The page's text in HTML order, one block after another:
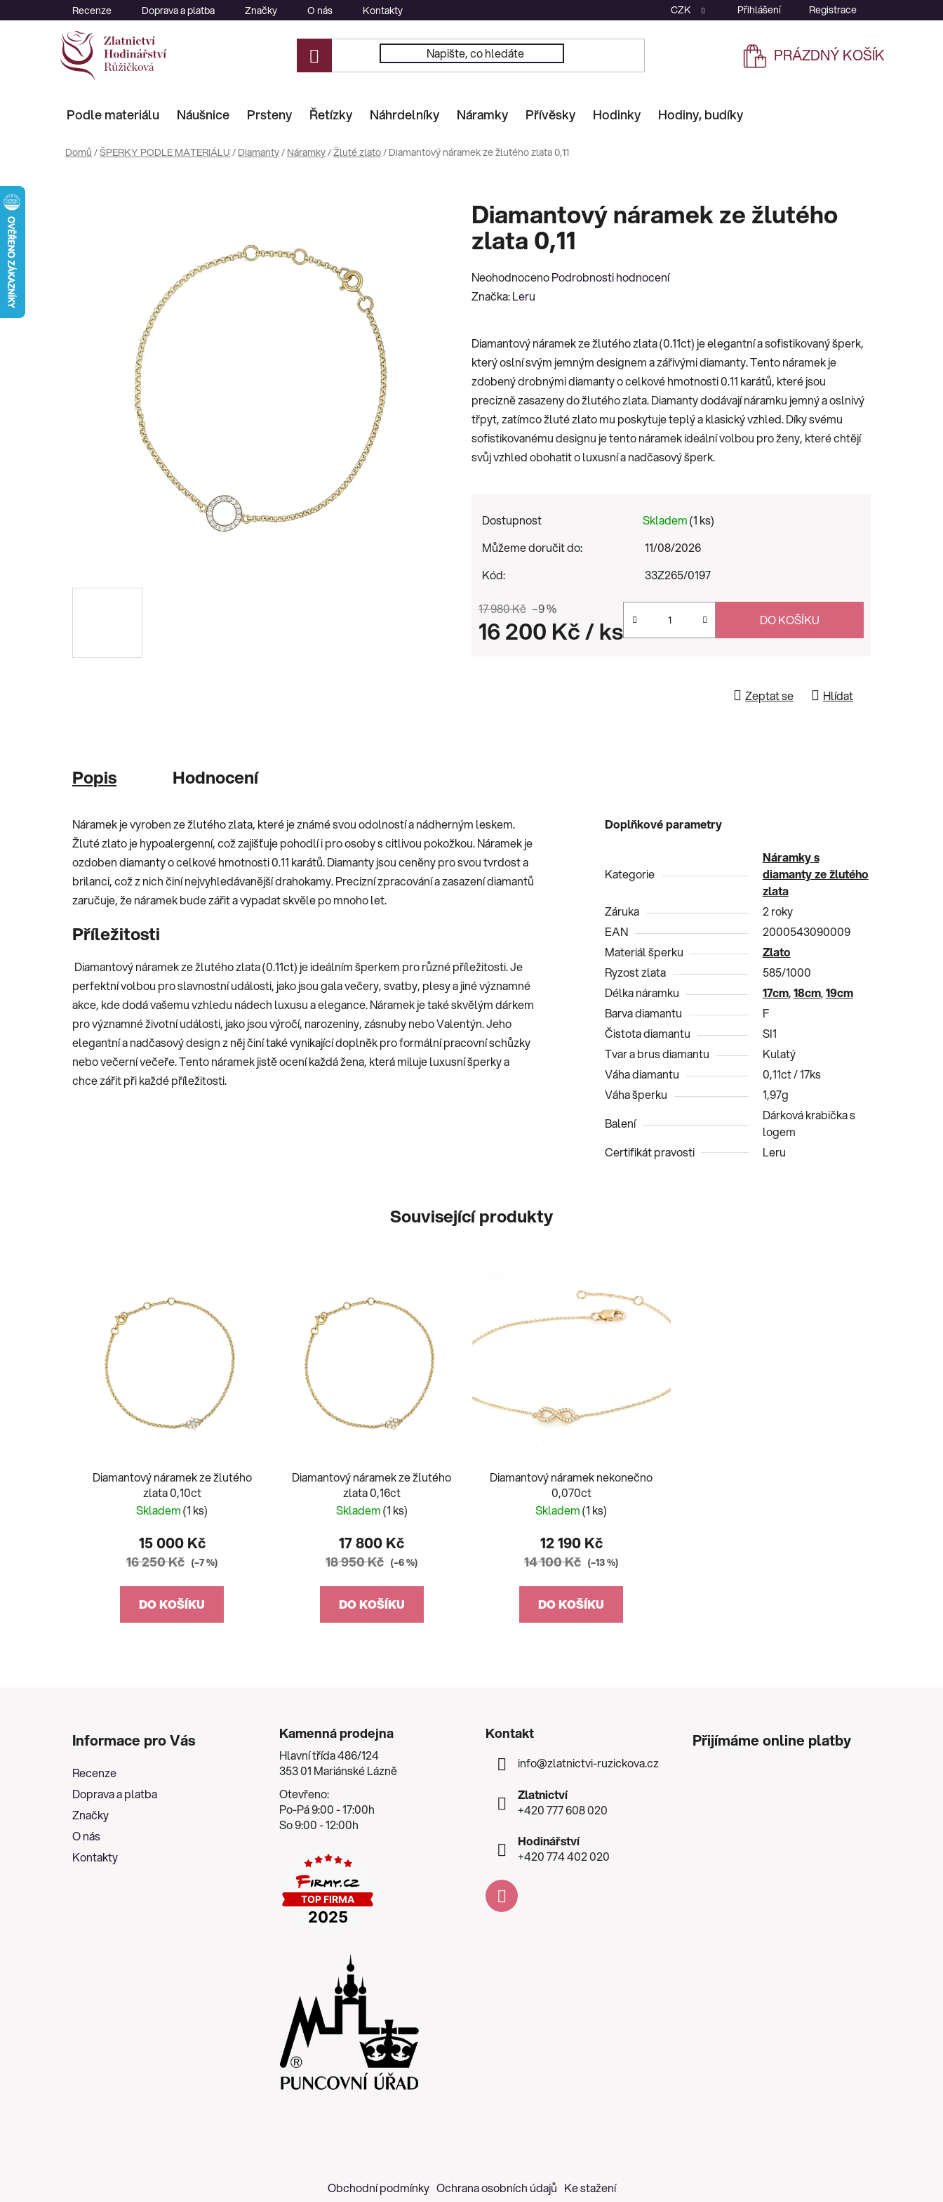
na
Recenze Doprava a platba Značky O nás Kontakty CZK Přihlášení Registrace
NÁKUPNÍ
PRÁZDNÝ KOŠÍK
Podle materiálu Náušnice Prsteny Řetízky Náhrdelníky Náramky Přívěsky Hodinky Hodiny, budíky
Domů /ŠPERKY PODLE MATERIÁLU / Diamanty/ Náramky/Žluté zlato/ Diamantový náramek ze žlutého zlata 0,11
Diamantový náramek ze žlutého
zlata 0,11
Průměrné
hodnocení
0,0
z
5
hvězdiček.
NeohodnocenoPodrobnosti hodnocení
Značka:Leru
Diamantový náramek ze žlutého zlata (0.11ct) je elegantní a sofistikovaný šperk,
který oslní svým jemným designem a zářivými diamanty. Tento náramek je
zdobený drobnými diamanty o celkové hmotnosti 0.11 karátů, které jsou
precizně zasazeny do žlutého zlata. Diamanty dodávají náramku jemný a oslnivý
třpyt, zatímco žluté zlato mu poskytuje teplý a klasický vzhled. Díky svému
sofistikovanému designu je tento náramek ideální volbou pro ženy, které chtějí
svůj vzhled obohatit o luxusní a nadčasový šperk.
Dostupnost Skladem(1 ks)
Můžeme doručit do:
11/08/2026
Kód:
33Z265/0197
17 980 Kč –9 %
16 200 Kč/ ks DO KOŠÍKU
Zeptat se Hlídat
Popis Hodnocení
Náramek je vyroben ze žlutého zlata, které je známé svou odolností a nádherným leskem.
Žluté zlato je hypoalergenní, což zajišťuje pohodlí i pro osoby s citlivou pokožkou. Náramek je
ozdoben diamanty o celkové hmotnosti 0.11 karátů. Diamanty jsou ceněny pro svou tvrdost a
brilanci, což z nich činí nejvyhledávanější drahokamy. Precizní zpracování a zasazení diamantů
zaručuje, že náramek bude zářit a vypadat skvěle po mnoho let.
Příležitosti
Diamantový náramek ze žlutého zlata (0.11ct) je ideálním šperkem pro různé příležitosti. Je
perfektní volbou pro slavnostní události, jako jsou gala večery, svatby, plesy a jiné významné
akce, kde dodá vašemu vzhledu nádech luxusu a elegance. Náramek je také skvělým dárkem
pro významné životní události, jako jsou výročí, narozeniny, zásnuby nebo Valentýn. Jeho
elegantní a nadčasový design z něj činí také vynikající doplněk pro formální pracovní schůzky
nebo večerní večeře. Tento náramek jistě ocení každá žena, která miluje luxusní šperky a
chce zářit při každé příležitosti.
Doplňkové parametry
Kategorie
Náramky s
diamanty ze žlutého
zlata
Záruka
2 roky
EAN
2000543090009
Materiál šperku
Zlato
Ryzost zlata
585/1000
Délka náramku
17cm,18cm,19cm
Barva diamantu
F
Čistota diamantu
SI1
Tvar a brus diamantu
Kulatý
Váha diamantu
0,11ct / 17ks
Váha šperku
1,97g
Balení
Dárková krabička s
logem
Certifikát pravosti
Leru
Související produkty
Diamantový náramek ze žlutého
zlata 0,10ct
Skladem(1 ks)
15 000 Kč
16 250 Kč (–7 %)
DO KOŠÍKU
Diamantový náramek ze žlutého
zlata 0,16ct
Skladem(1 ks)
17 800 Kč
18 950 Kč (–6 %)
DO KOŠÍKU
Diamantový náramek nekonečno
0,070ct
Skladem(1 ks)
12 190 Kč
14 100 Kč (–13 %)
DO KOŠÍKU
Informace pro Vás
Recenze
Doprava a platba
Značky
O nás
Kontakty
Kamenná prodejna
Hlavní třída 486/124
353 01 Mariánské Lázně
Otevřeno:
Po-Pá 9:00 - 17:00h
So 9:00 - 12:00h
Kontakt
info@zlatnictvi-ruzickova.cz
Zlatnictví
+420 777 608 020
Hodinářství
+420 774 402 020
Přijímáme online platby
Obchodní podmínky Ochrana osobních údajů Ke stažení